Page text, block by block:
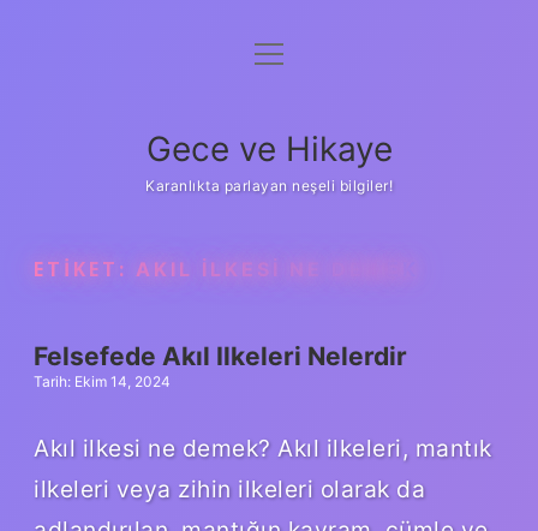
Anasayfa
Yasal Uyarı
menüyü
Gece ve Hikaye
Karanlıkta parlayan neşeli bilgiler!
ETIKET: AKIL ILKESI NE DEMEK
Felsefede Akıl Ilkeleri Nelerdir
Tarih: Ekim 14, 2024
Akıl ilkesi ne demek? Akıl ilkeleri, mantık
ilkeleri veya zihin ilkeleri olarak da